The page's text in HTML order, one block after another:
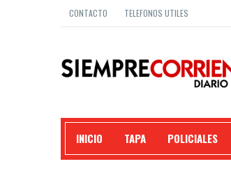
CONTACTO TELEFONOS UTILES
INICIO TAPA POLICIALES